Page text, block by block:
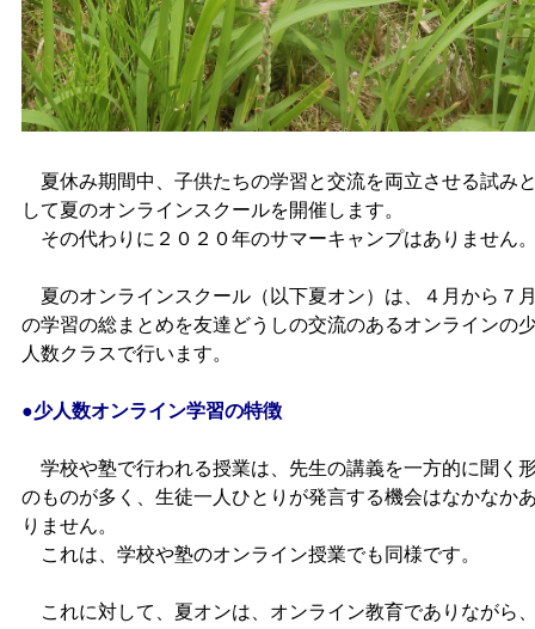
夏休み期間中、子供たちの学習と交流を両立させる試み
して夏のオンラインスクールを開催します。
その代わりに２０２０年のサマーキャンプはありません
夏のオンラインスクール（以下夏オン）は、４月から７
の学習の総まとめを友達どうしの交流のあるオンラインの
人数クラスで行います。
●少人数オンライン学習の特徴
学校や塾で行われる授業は、先生の講義を一方的に聞く
のものが多く、生徒一人ひとりが発言する機会はなかなか
りません。
これは、学校や塾のオンライン授業でも同様です。
これに対して、夏オンは、オンライン教育でありながら